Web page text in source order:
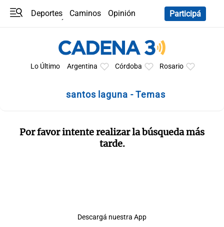
Deportes Caminos
Opinión
Participá
Lo Último Argentina Córdoba Rosario
santos laguna - Temas
Por favor intente realizar la búsqueda más
tarde.
Descargá nuestra App